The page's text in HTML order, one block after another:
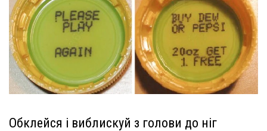
Обклейся і виблискуй з голови до ніг